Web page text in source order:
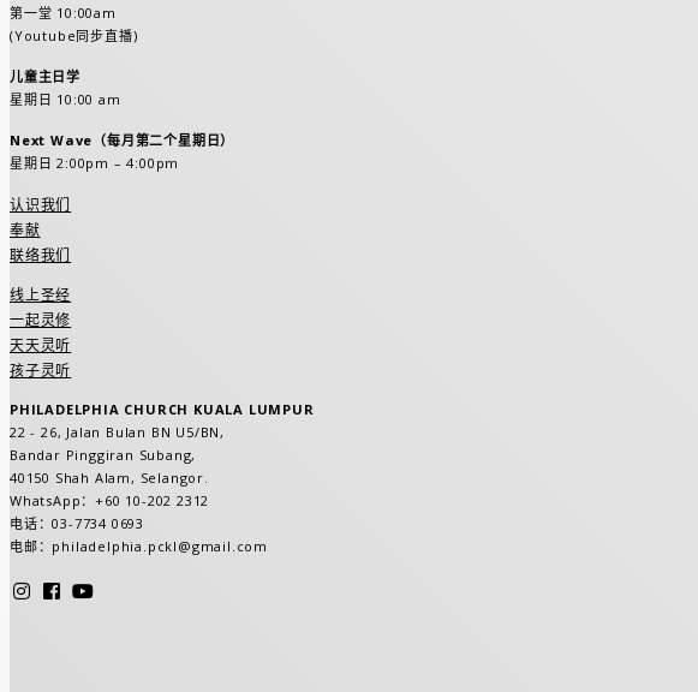
第一堂 10:00am
(Youtube同步直播)
儿童主日学
星期日 10:00 am
Next Wave（每月第二个星期日）
星期日 2:00pm – 4:00pm
认识我们
奉献
联络我们
线上圣经
一起灵修
天天灵听
孩子灵听
PHILADELPHIA CHURCH KUALA LUMPUR
22 - 26, Jalan Bulan BN U5/BN,
Bandar Pinggiran Subang,
40150 Shah Alam, Selangor.
WhatsApp ：+60 10-202 2312
电话：03-7734 0693
电邮： philadelphia.pckl@gmail.com